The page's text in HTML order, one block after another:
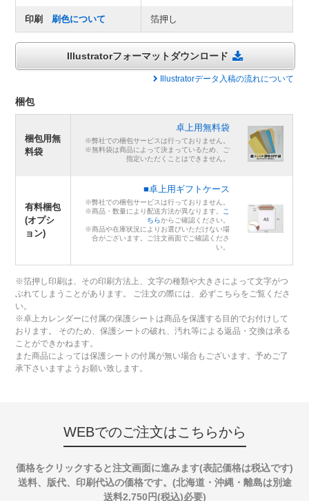
印刷刷色について 箔押し
Illustratorフォーマットダウンロード
Illustratorデータ入稿の流れについて
梱包
梱包用無
料袋
卓上用無料袋
※弊社での梱包サービスは行っておりません。
※無料袋は商品によって決まっているため、ご
指定いただくことはできません。
有料梱包
(オプシ
ョン)
■卓上用ギフトケース
※弊社での梱包サービスは行っておりません。
※商品・数量により配送方法が異なります。 こ
ちらからご確認ください。
※商品や在庫状況によりお選びいただけない場
合がございます。ご注文画面でご確認くださ
い。
※箔押し印刷は、その印刷方法上、文字の種類や大きさによって文字がつ
ぶれてしまうことがあります。 ご注文の際には、必ずこちらをご覧くださ
い。
※卓上カレンダーに付属の保護シートは商品を保護する目的でお付けして
おります。 そのため、保護シートの破れ、汚れ等による返品・交換は承る
ことができかねます。
また商品によっては保護シートの付属が無い場合もございます。予めご了
承下さいますようお願い致します。
WEBでのご注文はこちらから
価格をクリックすると注文画面に進みます(表記価格は税込です)
送料、版代、印刷代込の価格です。(北海道・沖縄・離島は別途
送料2,750円(税込)必要)